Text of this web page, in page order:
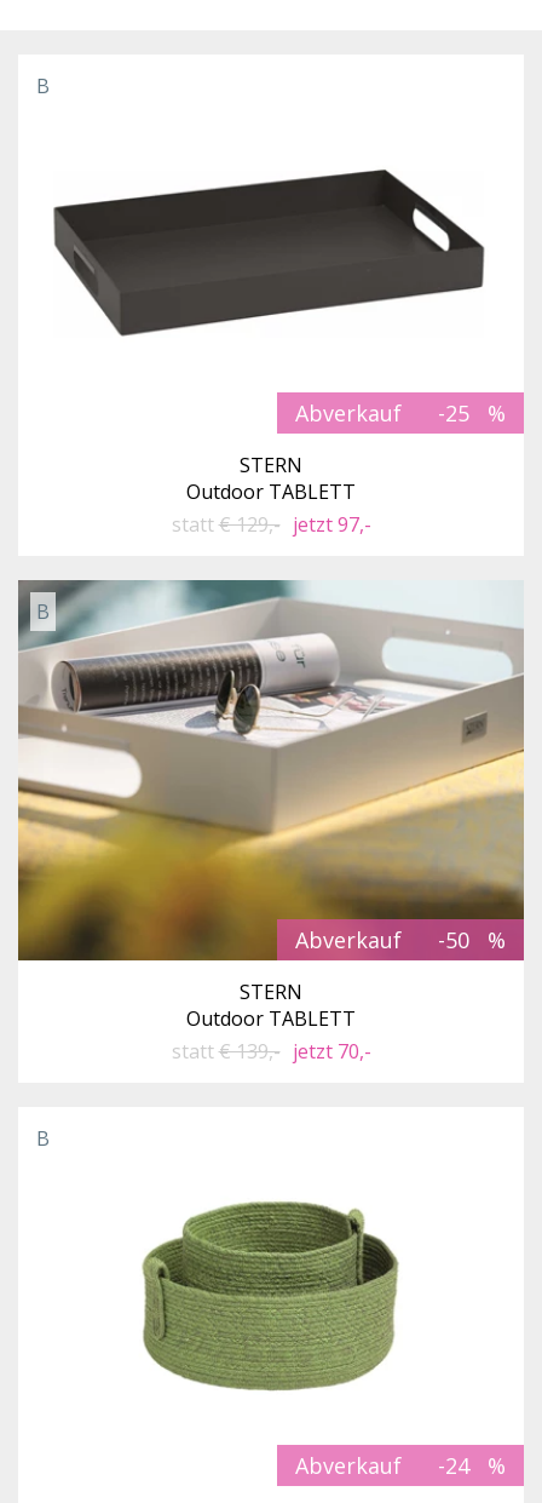
Abverkauf -25
B
STERN
Outdoor TABLETT
statt€ 129,- jetzt 97,-
Abverkauf -50
B
STERN
Outdoor TABLETT
statt€ 139,- jetzt 70,-
Abverkauf -24
B